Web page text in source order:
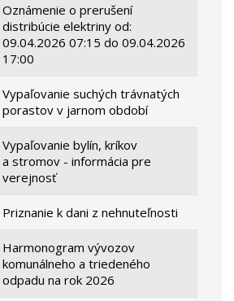
Oznámenie o prerušení
distribúcie elektriny od:
09.04.2026 07:15 do 09.04.2026
17:00
Vypaľovanie suchých trávnatých
porastov v jarnom období
Vypaľovanie bylín, kríkov
a stromov - informácia pre
verejnosť
Priznanie k dani z nehnuteľnosti
Harmonogram vývozov
komunálneho a triedeného
odpadu na rok 2026